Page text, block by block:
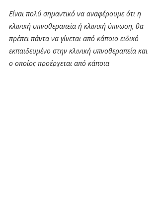
Είναι πολύ σημαντικό να αναφέρουμε ότι η
κλινική υπνοθεραπεία ή κλινική ύπνωση, θα
πρέπει πάντα να γίνεται από κάποιο ειδικό
εκπαιδευμένο στην κλινική υπνοθεραπεία και
ο οποίος προέρχεται από κάποια